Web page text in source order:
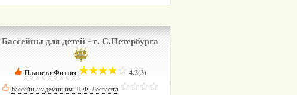
Бассейны для детей - г. С.Петербурга
Планета Фитнес­ 4.2(3)
Бассейн академии им. П.Ф. Лесгафта